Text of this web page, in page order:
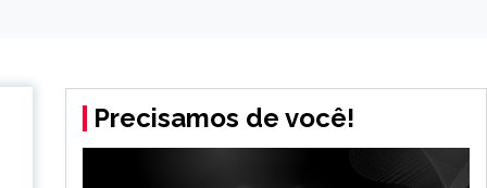
Precisamos de você!